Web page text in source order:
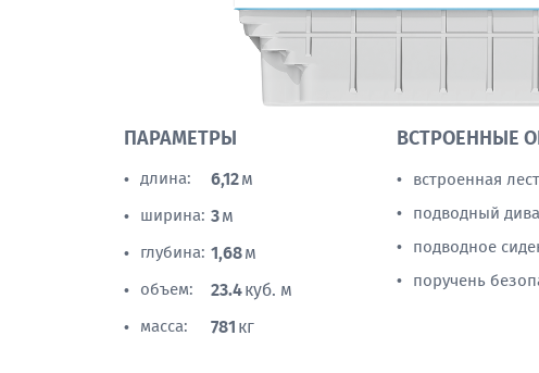
ПАРАМЕТРЫ
• длина: 6,12м
• ширина: 3м
• глубина: 1,68м
• объем: 23.4куб. м
• масса: 781 кг
ВСТРОЕННЫЕ
• встроенная
• подводный
• подводное
• поручень